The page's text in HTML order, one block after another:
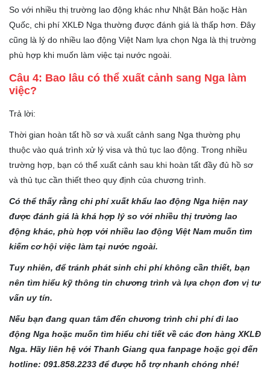
So với nhiều thị trường lao động khác như Nhật Bản hoặc Hàn
Quốc, chi phí XKLĐ Nga thường được đánh giá là thấp hơn. Đây
cũng là lý do nhiều lao động Việt Nam lựa chọn Nga là thị trường
phù hợp khi muốn làm việc tại nước ngoài.
Câu 4: Bao lâu có thể xuất cảnh sang Nga làm
việc?
Trả lời:
Thời gian hoàn tất hồ sơ và xuất cảnh sang Nga thường phụ
thuộc vào quá trình xử lý visa và thủ tục lao động. Trong nhiều
trường hợp, bạn có thể xuất cảnh sau khi hoàn tất đầy đủ hồ sơ
và thủ tục cần thiết theo quy định của chương trình.
Có thể thấy rằng chi phí xuất khẩu lao động Nga hiện nay
được đánh giá là khá hợp lý so với nhiều thị trường lao
động khác, phù hợp với nhiều lao động Việt Nam muốn tìm
kiếm cơ hội việc làm tại nước ngoài.
Tuy nhiên, để tránh phát sinh chi phí không cần thiết, bạn
nên tìm hiểu kỹ thông tin chương trình và lựa chọn đơn vị tư
vấn uy tín.
Nếu bạn đang quan tâm đến chương trình chi phí đi lao
động Nga hoặc muốn tìm hiểu chi tiết về các đơn hàng XKLĐ
Nga. Hãy liên hệ với Thanh Giang qua fanpage hoặc gọi đến
hotline: 091.858.2233 để được hỗ trợ nhanh chóng nhé!